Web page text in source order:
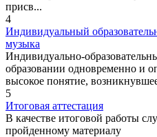
присв...
4
Индивидуальный
музыка
Индивидуально-
образовании одновременно и
высокое понятие,
5
Итоговая аттестация
В качестве итоговой работы
пройденному материалу